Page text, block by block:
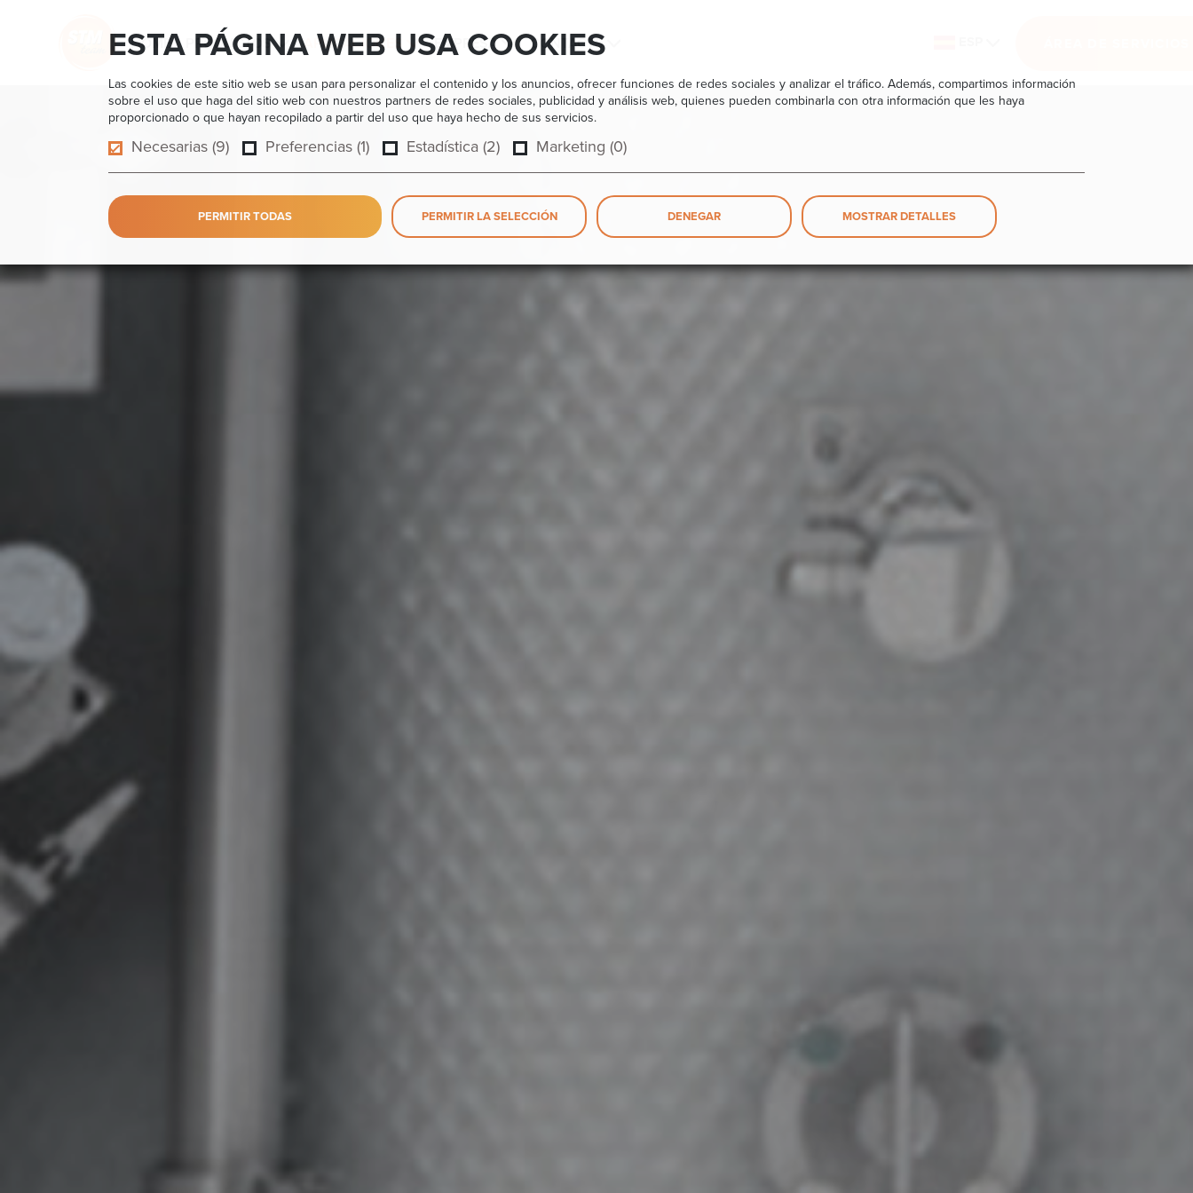
ESTA PÁGINA WEB USA COOKIES
Las cookies de este sitio web se usan para personalizar el contenido y los anuncios, ofrecer funciones de redes sociales y analizar el tráfico. Además, compartimos información
sobre el uso que haga del sitio web con nuestros partners de redes sociales, publicidad y análisis web, quienes pueden combinarla con otra información que les haya
proporcionado o que hayan recopilado a partir del uso que haya hecho de sus servicios.
Necesarias (9) Preferencias (1) Estadística (2) Marketing (0)
PERMITIR TODAS PERMITIR LA SELECCIÓN DENEGAR MOSTRAR DETALLES
HOME PRODUCTOS APLICACIONES EMPRESA CONTACTS